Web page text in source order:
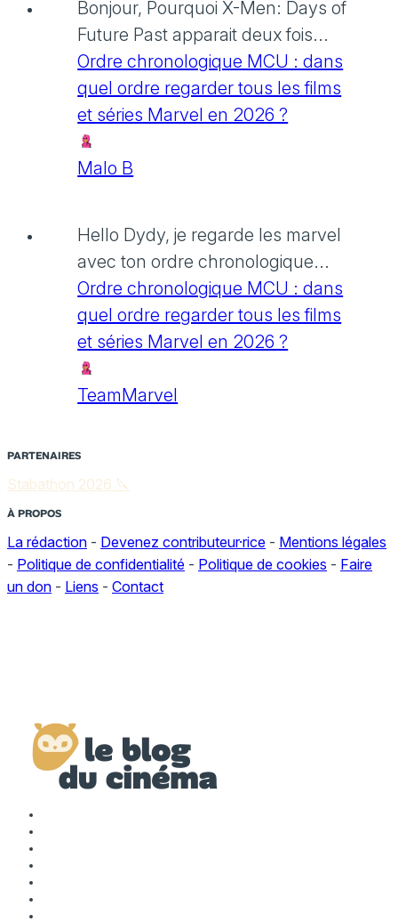
Bonjour, Pourquoi X-Men: Days of
Future Past apparait deux fois...
Ordre chronologique MCU : dans
quel ordre regarder tous les films
et séries Marvel en 2026 ?
Malo B
Hello Dydy, je regarde les marvel
avec ton ordre chronologique...
Ordre chronologique MCU : dans
quel ordre regarder tous les films
et séries Marvel en 2026 ?
TeamMarvel
PARTENAIRES
Stabathon 2026 🔪
À PROPOS
La rédaction - Devenez contributeur·rice - Mentions légales
- Politique de confidentialité - Politique de cookies - Faire
un don - Liens - Contact